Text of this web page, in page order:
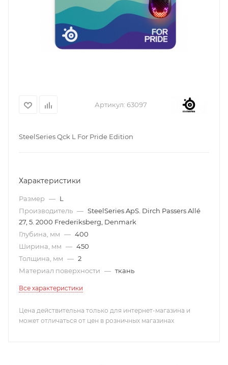
Артикул: 63097
SteelSeries Qck L For Pride Edition
Характеристики
Размер — L
Производитель — SteelSeries ApS. Dirch Passers Allé
27, 5. 2000 Frederiksberg, Denmark
Глубина, мм — 400
Ширина, мм — 450
Толщина, мм — 2
Материал поверхности — ткань
Все характеристики
Цена действительна только для интернет-магазина и
может отличаться от цен в розничных магазинах